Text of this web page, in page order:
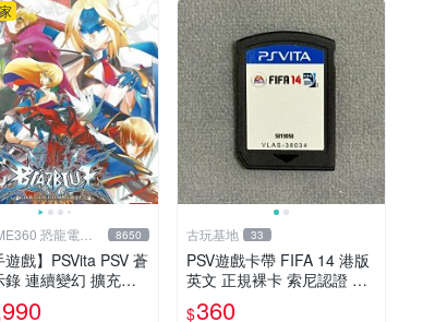
恐龍電玩- 8650
遊戲】PSVita PSV 蒼
錄 連續變幻 擴充版
文版【台中恐龍電
古玩基地 33
PSV遊戲卡帶 FIFA 14 港版
英文 正規裸卡 索尼認證 輝
耀推薦 只限原機運行 多購
$360